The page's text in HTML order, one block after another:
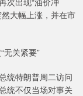
大幅上涨，并在市
关紧要”
统特朗普周二访问
统不仅当场对事关